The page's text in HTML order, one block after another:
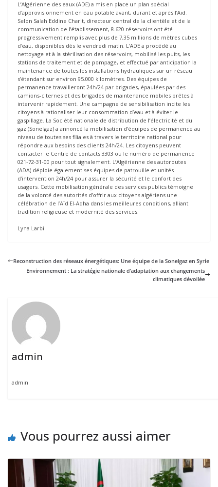
L’Algérienne des eaux (ADE) a mis en place un plan spécial
d’approvisionnement en eau potable avant, durant et après l’Aïd.
Selon Salah Eddine Charit, directeur central de la clientèle et de la
communication de l’établissement, 8.620 réservoirs ont été
progressivement remplis avec plus de 7,35 millions de mètres cubes
d’eau, disponibles dès le vendredi matin. L’ADE a procédé au
nettoyage et à la stérilisation des réservoirs, mobilisé les puits, les
stations de traitement et de pompage, et effectué par anticipation la
maintenance de toutes les installations hydrauliques sur un réseau
s’étendant sur environ 95.000 kilomètres. Des équipes de
permanence travailleront 24h/24 par brigades, épaulées par des
camions-citernes et des brigades de maintenance mobiles prêtes à
intervenir rapidement. Une campagne de sensibilisation incite les
citoyens à rationaliser leur consommation d’eau et à éviter le
gaspillage. La Société nationale de distribution de l’électricité et du
gaz (Sonelgaz) a annoncé la mobilisation d’équipes de permanence au
niveau de toutes ses filiales à travers le territoire national pour
répondre aux besoins des clients 24h/24. Les citoyens peuvent
contacter le Centre de contacts 3303 ou le numéro de permanence
021-72-31-00 pour tout signalement. L’Algérienne des autoroutes
(ADA) déploie également ses équipes de patrouille et unités
d’intervention 24h/24 pour assurer la sécurité et le confort des
usagers. Cette mobilisation générale des services publics témoigne
de la volonté des autorités d’offrir aux citoyens algériens une
célébration de l’Aïd El-Adha dans les meilleures conditions, alliant
tradition religieuse et modernité des services.
Lyna Larbi
Reconstruction des réseaux énergétiques: Une équipe de la Sonelgaz en Syrie
Environnement : La stratégie nationale d’adaptation aux changements
climatiques dévoilée
admin
admin
Vous pourrez aussi aimer